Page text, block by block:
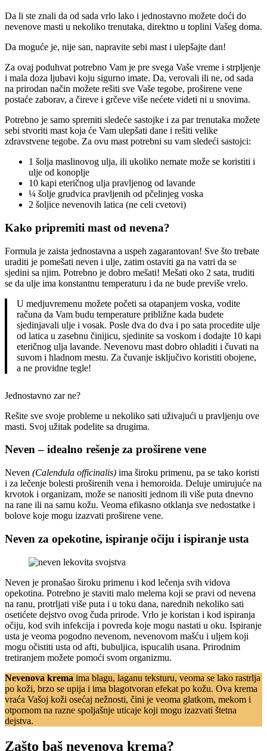
Da li ste znali da od sada vrlo lako i jednostavno možete doći do
nevenove masti u nekoliko trenutaka, direktno u toplini Vašeg doma.
Da moguće je, nije san, napravite sebi mast i ulepšajte dan!
Za ovaj poduhvat potrebno Vam je pre svega Vaše vreme i strpljenje
i mala doza ljubavi koju sigurno imate. Da, verovali ili ne, od sada
na prirodan način možete rešiti sve Vaše tegobe, proširene vene
postaće zaborav, a čireve i grčeve više nećete videti ni u snovima.
Potrebno je samo spremiti sledeće sastojke i za par trenutaka možete
sebi stvoriti mast koja će Vam ulepšati dane i rešiti velike
zdravstvene tegobe. Za ovu mast potrebni su vam sledeći sastojci:
1 šolja maslinovog ulja, ili ukoliko nemate može se koristiti i
ulje od konoplje
10 kapi eteričnog ulja pravljenog od lavande
¼ šolje grudvica pravljenih od pčelinjeg voska
2 šoljice nevenovih latica (ne celi cvetovi)
Kako pripremiti mast od nevena?
Formula je zaista jednostavna a uspeh zagarantovan! Sve što trebate
uraditi je pomešati neven i ulje, zatim ostaviti ga na vatri da se
sjedini sa njim. Potrebno je dobro mešati! Mešati oko 2 sata, truditi
se da ulje ima konstantnu temperaturu i da ne bude previše vrelo.
U medjuvremenu možete početi sa otapanjem voska, vodite
računa da Vam budu temperature približne kada budete
sjedinjavali ulje i vosak. Posle dva do dva i po sata procedite ulje
od latica u zasebnu činijicu, sjedinite sa voskom i dodajte 10 kapi
eteričnog ulja lavande. Nevenovu mast dobro ohladiti i čuvati na
suvom i hladnom mestu. Za čuvanje isključivo koristiti obojene,
a ne providne tegle!
Jednostavno zar ne?
Rešite sve svoje probleme u nekoliko sati uživajući u pravljenju ove
masti. Svoj užitak podelite sa drugima.
Neven – idealno rešenje za proširene vene
Neven (Calendula officinalis) ima široku primenu, pa se tako koristi
i za lečenje bolesti proširenih vena i hemoroida. Deluje umirujuće na
krvotok i organizam, može se nanositi jednom ili više puta dnevno
na rane ili na samu kožu. Veoma efikasno otklanja sve nedostatke i
bolove koje mogu izazvati proširene vene.
Neven za opekotine, ispiranje očiju i ispiranje usta
Neven je pronašao široku primenu i kod lečenja svih vidova
opekotina. Potrebno je staviti malo melema koji se pravi od nevena
na ranu, protrljati više puta i u toku dana, narednih nekoliko sati
osetićete dejstvo ovog čuda prirode. Vrlo je koristan i kod ispiranja
očiju, kod svih infekcija i povreda koje mogu nastati u oku. Ispiranje
usta je veoma pogodno nevenom, nevenovom mašću i uljem koji
mogu očistiti usta od afti, bubuljica, ispucalih usana. Prirodnim
tretiranjem možete pomoći svom organizmu.
Nevenova krema ima blagu, laganu teksturu, veoma se lako rastrlja
po koži, brzo se upija i ima blagotvoran efekat po kožu. Ova krema
vraća Vašoj koži osećaj nežnosti, čini je veoma glatkom, mekom i
otpornom na razne spoljašnje uticaje koji mogu izazvati štetna
dejstva.
Zašto baš nevenova krema?